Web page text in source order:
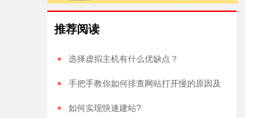
推荐阅读
选择虚拟主机有什么优缺点？
手把手教你如何排查网站打开慢的原因及
优化方法（大全）
如何实现快速建站?